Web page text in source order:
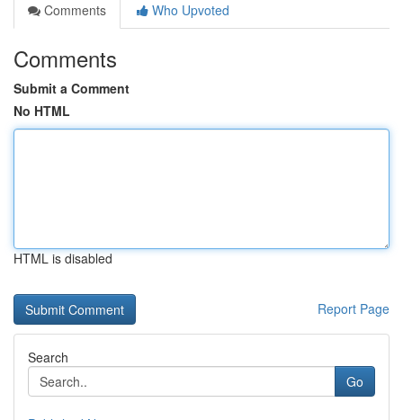
Comments
Who Upvoted
Comments
Submit a Comment
No HTML
HTML is disabled
Report Page
Search
Go